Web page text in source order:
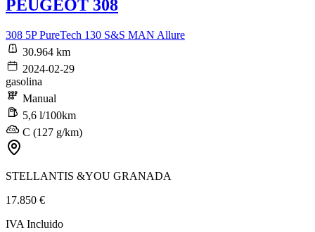
PEUGEOT 308
308 5P PureTech 130 S&S MAN Allure
30.964 km
2024-02-29
gasolina
Manual
5,6 l/100km
C (127 g/km)
STELLANTIS &YOU GRANADA
17.850 €
IVA Incluido